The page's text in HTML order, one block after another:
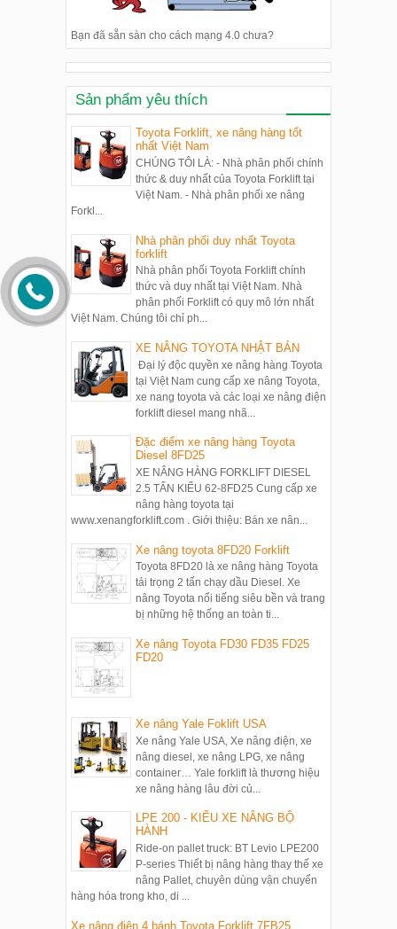
Bạn đã sẵn sàn cho cách mạng 4.0 chưa?
Sản phẩm yêu thích
Toyota Forklift, xe nâng hàng tốt
nhất Việt Nam
CHÚNG TÔI LÀ: - Nhà phân phối chính
thức & duy nhất của Toyota Forklift tại
Việt Nam. - Nhà phân phối xe nâng
Forkl...
Nhà phân phối duy nhất Toyota
forklift
Nhà phân phối Toyota Forklift chính
thức và duy nhất tại Việt Nam. Nhà
phân phối Forklift có quy mô lớn nhất
Việt Nam. Chúng tôi chỉ ph...
XE NÂNG TOYOTA NHẬT BẢN
Đại lý độc quyền xe nâng hàng Toyota
tại Việt Nam cung cấp xe nâng Toyota,
xe nang toyota và các loại xe nâng điện
forklift diesel mang nhã...
Đặc điểm xe nâng hàng Toyota
Diesel 8FD25
XE NÂNG HÀNG FORKLIFT DIESEL
2.5 TẤN KIỂU 62-8FD25 Cung cấp xe
nâng hàng toyota tại
www.xenangforklift.com . Giới thiệu: Bán xe nân...
Xe nâng toyota 8FD20 Forklift
Toyota 8FD20 là xe nâng hàng Toyota
tải trọng 2 tấn chạy dầu Diesel. Xe
nâng Toyota nổi tiếng siêu bền và trang
bị những hệ thống an toàn ti...
Xe nâng Toyota FD30 FD35 FD25
FD20
Xe nâng Yale Foklift USA
Xe nâng Yale USA, Xe nâng điện, xe
nâng diesel, xe nâng LPG, xe nâng
container… Yale forklift là thương hiệu
xe nâng hàng lâu đời củ...
LPE 200 - KIỂU XE NÂNG BỘ
HÀNH
Ride-on pallet truck: BT Levio LPE200
P-series Thiết bị nâng hàng thay thế xe
nâng Pallet, chuyên dùng vận chuyển
hàng hóa trong kho, di ...
Xe nâng điện 4 bánh Toyota Forklift 7FB25